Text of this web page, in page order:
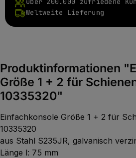
Weltweite Lieferung
Produktinformationen
Größe 1 + 2 für
10335320"
Einfachkonsole Größe 1 + 2 für
10335320
aus Stahl S235JR, galvanisch
Länge l: 75 mm